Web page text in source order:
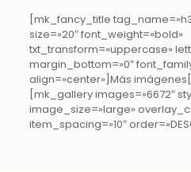
[mk_fancy_title
size=»20″ font_weight=»bold»
txt_transform=»uppercase»
margin_bottom=»0″
align=»center»]Más
[mk_gallery images=»6672″
image_size=»large»
item_spacing=»10″